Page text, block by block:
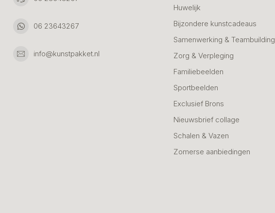
06 23643267
info@kunstpakket.nl
Huwelijk
Bijzondere kunstcadeaus
Samenwerking & Teambuilding
Zorg & Verpleging
Familiebeelden
Sportbeelden
Exclusief Brons
Nieuwsbrief collage
Schalen & Vazen
Zomerse aanbiedingen